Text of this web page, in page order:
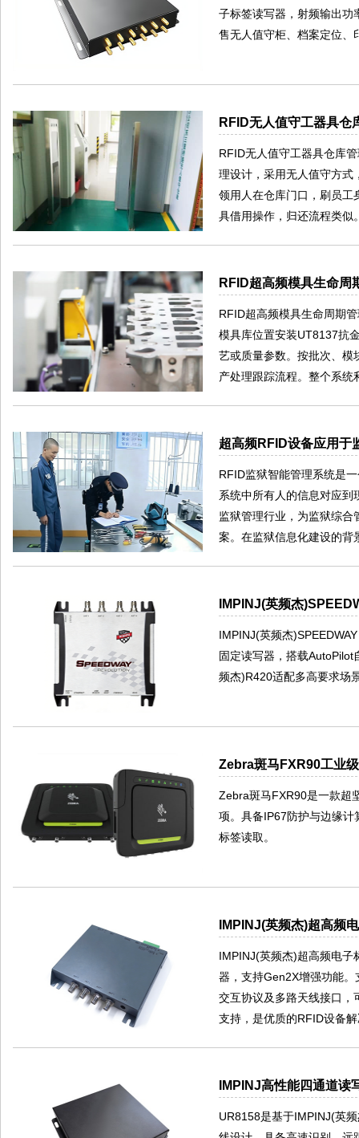
子标签读写器，射频输出功
售无人值守柜、档案定位、
RFID无人值守工器具仓
RFID无人值守工器具仓库
理设计，采用无人值守方式
领用人在仓库门口，刷员工
具借用操作，归还流程类似
RFID超高频模具生命周
RFID超高频模具生命周期
模具库位置安装UT8137抗
艺或质量参数。按批次、模
产处理跟踪流程。整个系统
超高频RFID设备应用于
RFID监狱智能管理系统是
系统中所有人的信息对应
监狱管理行业，为监狱综
案。在监狱信息化建设的背
IMPINJ(英频杰
IMPINJ(英频杰
固定读写器，搭载
频杰)R420适配多高要求场
Zebra斑马FXR90工业
Zebra斑马FXR90是一款超
项。具备IP67防护与边缘
标签读取。
IMPINJ(英频杰)超高频
IMPINJ(英频杰)超高频电
器，支持Gen2X增强功能
交互协议及多路天线接口，
支持，是优质的RFID设备
IMPINJ高性能四通道
UR8158是基于IMPINJ(英